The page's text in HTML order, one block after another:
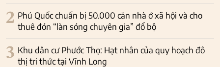
2 Phú Quốc chuẩn bị 50.000 căn nhà ở xã hội và cho
thuê đón “làn sóng chuyên gia” đổ bộ
3 Khu dân cư Phước Thọ: Hạt nhân của quy hoạch đô
thị tri thức tại Vĩnh Long